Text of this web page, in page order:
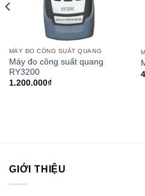
MÁY ĐO CÔNG SUẤT QUANG
Máy đo công suất quang
RY3200
1.200.000₫
GIỚI THIỆU